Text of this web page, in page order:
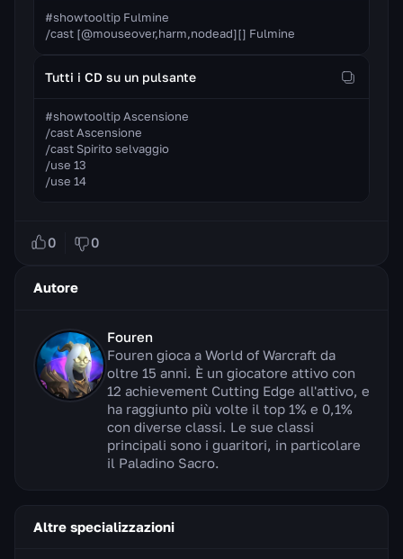
#showtooltip Fulmine
/cast [@mouseover,harm,nodead][] Fulmine
Tutti i CD su un pulsante
#showtooltip Ascensione
/cast Ascensione
/cast Spirito selvaggio
/use 13
/use 14
0 0
Autore
Fouren
Fouren gioca a World of Warcraft da
oltre 15 anni. È un giocatore attivo con
12 achievement Cutting Edge all'attivo, e
ha raggiunto più volte il top 1% e 0,1%
con diverse classi. Le sue classi
principali sono i guaritori, in particolare
il Paladino Sacro.
Altre specializzazioni